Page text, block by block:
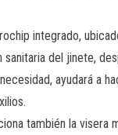
integrado,
del jinete,
ayudará a
también la visera